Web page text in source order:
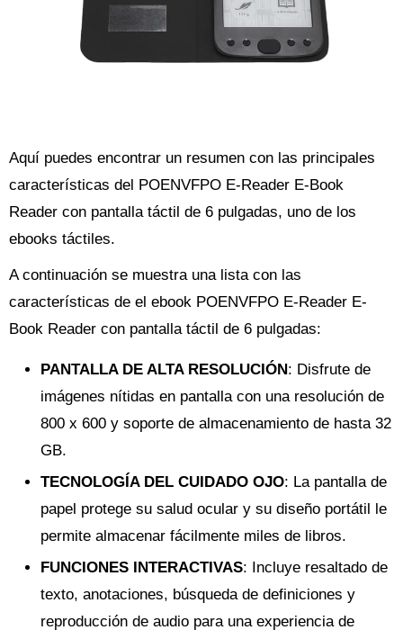
Aquí puedes encontrar un resumen con las principales
características del POENVFPO E-Reader E-Book
Reader con pantalla táctil de 6 pulgadas, uno de los
ebooks táctiles.
A continuación se muestra una lista con las
características de el ebook POENVFPO E-Reader E-
Book Reader con pantalla táctil de 6 pulgadas:
PANTALLA DE ALTA RESOLUCIÓN: Disfrute de
imágenes nítidas en pantalla con una resolución de
800 x 600 y soporte de almacenamiento de hasta 32
GB.
TECNOLOGÍA DEL CUIDADO OJO: La pantalla de
papel protege su salud ocular y su diseño portátil le
permite almacenar fácilmente miles de libros.
FUNCIONES INTERACTIVAS: Incluye resaltado de
texto, anotaciones, búsqueda de definiciones y
reproducción de audio para una experiencia de